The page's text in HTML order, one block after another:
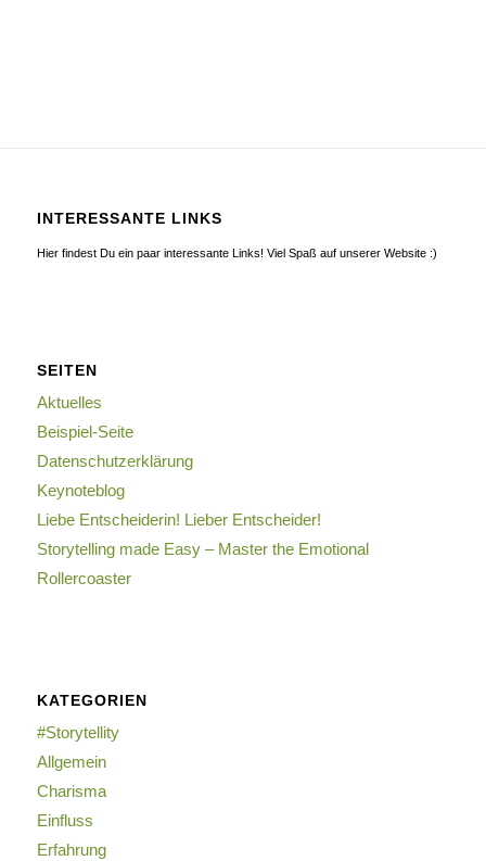
INTERESSANTE LINKS
Hier findest Du ein paar interessante Links! Viel Spaß auf unserer Website :)
SEITEN
Aktuelles
Beispiel-Seite
Datenschutzerklärung
Keynoteblog
Liebe Entscheiderin! Lieber Entscheider!
Storytelling made Easy – Master the Emotional
Rollercoaster
KATEGORIEN
#Storytellity
Allgemein
Charisma
Einfluss
Erfahrung